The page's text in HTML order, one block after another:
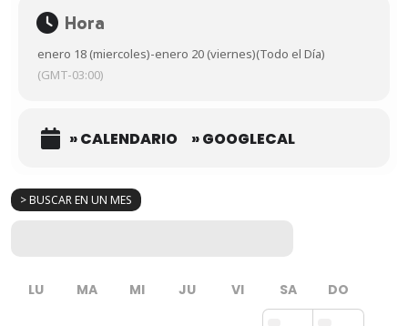
> BUSCAR EN UN MES
LU MA MI JU VI SA DO
Hora
enero 18 (miercoles)-enero 20 (viernes)(Todo el Día)
(GMT-03:00)
» CALENDARIO » GOOGLECAL